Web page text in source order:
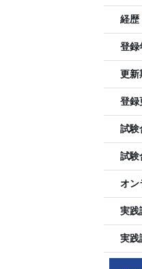
経歴
登録
更新
登録
試験
試験
オン
実践
実践